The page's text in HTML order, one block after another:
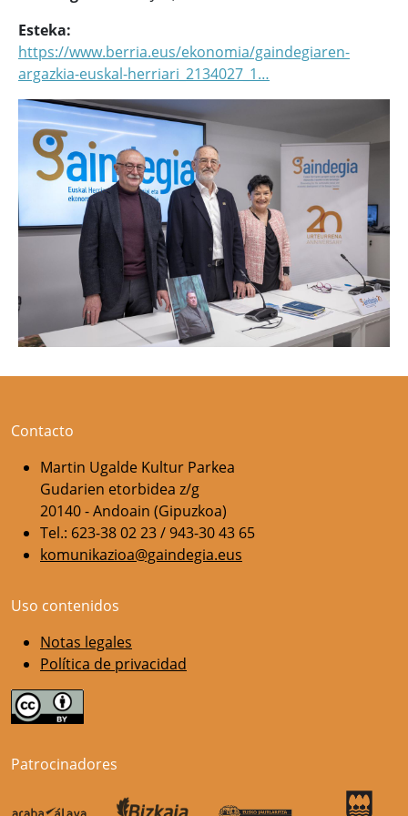
Esteka
https://www.berria.eus/ekonomia/gaindegiaren-
argazkia-euskal-herriari_2134027_1…
Contacto
Martin Ugalde Kultur Parkea
Gudarien etorbidea z/g
20140 - Andoain (Gipuzkoa)
Tel.: 623-38 02 23 / 943-30 43 65
komunikazioa@gaindegia.eus
Uso contenidos
Notas legales
Política de privacidad
Patrocinadores